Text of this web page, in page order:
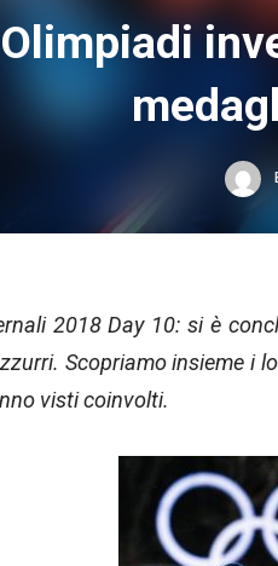
Olimpiadi
2018 Day 10: si è
Scopriamo insieme i
visti coinvolti.